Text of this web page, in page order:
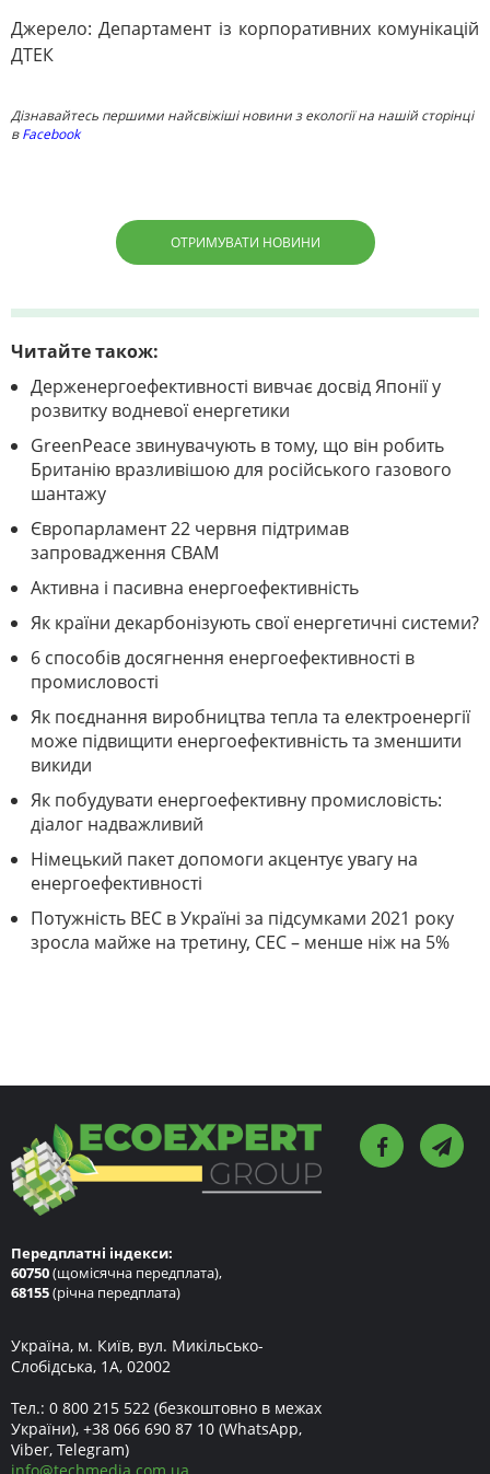
Джерело: Департамент із корпоративних комунікацій
ДТЕК
Дізнавайтесь першими найсвіжіші новини з екології на нашій сторінці
вFacebook
ОТРИМУВАТИ НОВИНИ
Читайте також:
Держенергоефективності вивчає досвід Японії у
розвитку водневої енергетики
GreenPeace звинувачують в тому, що він робить
Британію вразливішою для російського газового
шантажу
Європарламент 22 червня підтримав
запровадження СВАМ
Активна і пасивна енергоефективність
Як країни декарбонізують свої енергетичні системи?
6 способів досягнення енергоефективності в
промисловості
Як поєднання виробництва тепла та електроенергії
може підвищити енергоефективність та зменшити
викиди
Як побудувати енергоефективну промисловість:
діалог надважливий
Німецький пакет допомоги акцентує увагу на
енергоефективності
Потужність ВЕС в Україні за підсумками 2021 року
зросла майже на третину, СЕС – менше ніж на 5%
Передплатні індекси:
60750(щомісячна передплата),
68155(річна передплата)
Україна, м. Київ, вул. Микільсько-
Слобідська, 1А, 02002
Тел.: 0 800 215 522 (безкоштовно в межах
України), +38 066 690 87 10 (WhatsApp,
Viber, Telegram)